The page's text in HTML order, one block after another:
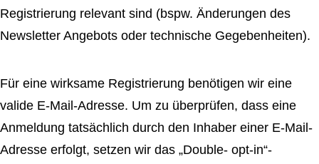
Registrierung relevant sind (bspw. Änderungen des
Newsletter Angebots oder technische Gegebenheiten).
Für eine wirksame Registrierung benötigen wir eine
valide E-Mail-Adresse. Um zu überprüfen, dass eine
Anmeldung tatsächlich durch den Inhaber einer E-Mail-
Adresse erfolgt, setzen wir das „Double- opt-in“-